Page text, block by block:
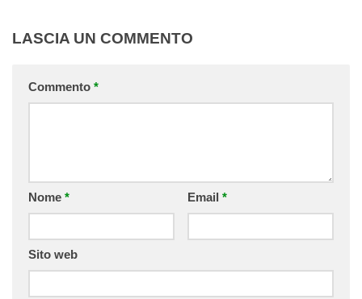
LASCIA UN COMMENTO
Commento *
Nome * Email *
Sito web